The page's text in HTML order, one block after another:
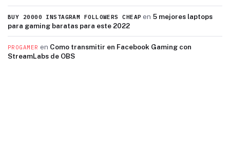
BUY 20000 INSTAGRAM FOLLOWERS CHEAP en 5 mejores laptops
para gaming baratas para este 2022
PROGAMER en Como transmitir en Facebook Gaming con
StreamLabs de OBS